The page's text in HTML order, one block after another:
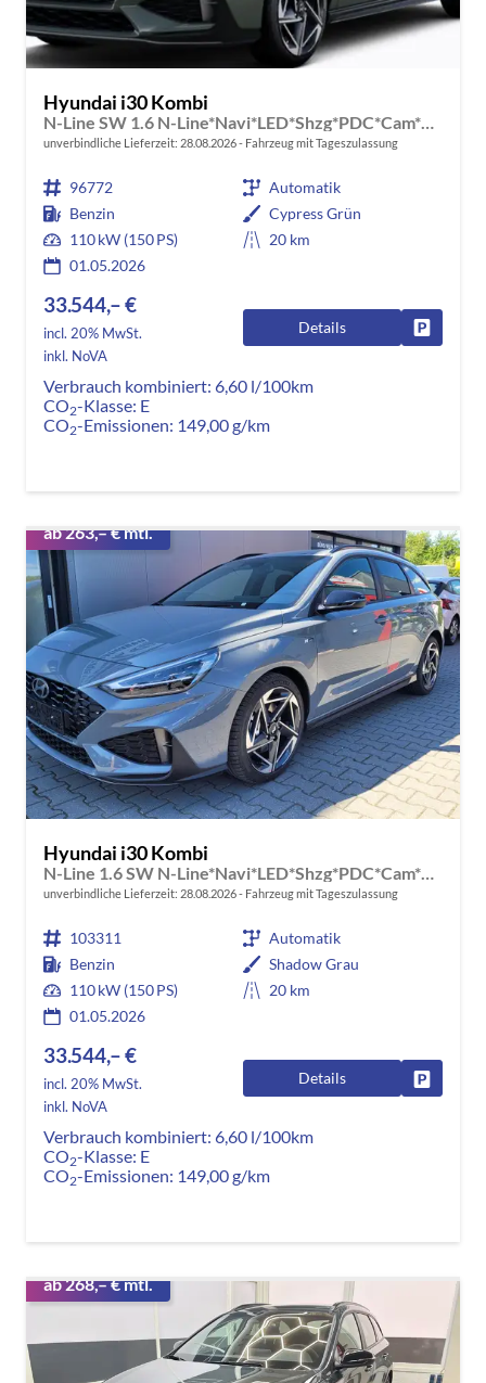
Hyundai i30 Kombi
unverbindliche Lieferzeit: 28.08.2026 Fahrzeug mit Tageszulassung
96772
Automatik
Benzin
Cypress Grün
110 kW (150 PS)
20 km
01.05.2026
33.544,– €
incl. 20% MwSt.
inkl. NoVA
Details
Verbrauch kombiniert: 6,60 l/100km
CO2-Klasse: E
CO2-Emissionen: 149,00 g/km
ab 263,– € mtl.
Hyundai i30 Kombi
N-Line 1.6 SW N-Line*Navi*LED*Shzg*PDC*Cam*18"ACC
unverbindliche Lieferzeit: 28.08.2026 Fahrzeug mit Tageszulassung
103311
Automatik
Benzin
Shadow Grau
110 kW (150 PS)
20 km
01.05.2026
33.544,– €
incl. 20% MwSt.
inkl. NoVA
Details
Verbrauch kombiniert: 6,60 l/100km
CO2-Klasse: E
CO2-Emissionen: 149,00 g/km
ab 268,– € mtl.